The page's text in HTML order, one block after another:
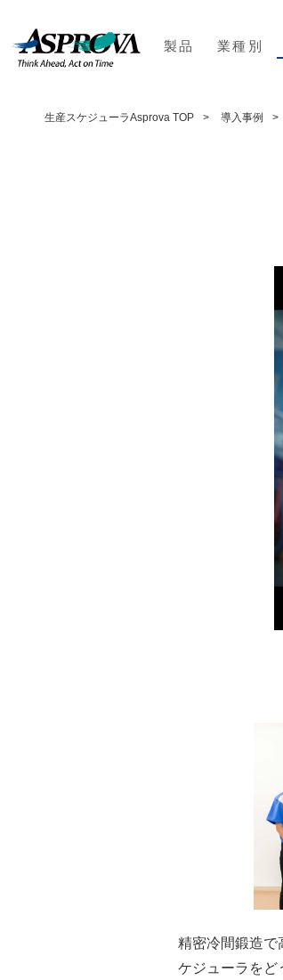
製品 業種別
生産スケジューラAsprova TOP 導入事例
精密冷間鍛造で
ケジューラをど